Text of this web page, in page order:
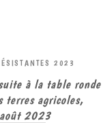
2023
à la table ronde
agricoles,
2023